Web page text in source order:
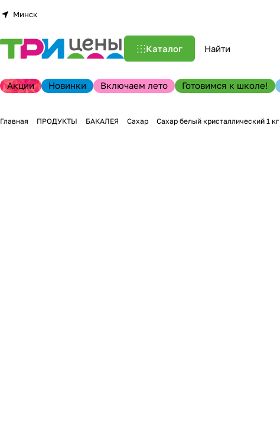
Минск
Каталог
Акции Новинки Включаем лето Готовимся к школе!
Главная ПРОДУКТЫ БАКАЛЕЯ Сахар Сахар белый кристаллический 1 кг